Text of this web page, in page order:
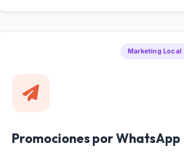
Marketing Local
Promociones por WhatsApp